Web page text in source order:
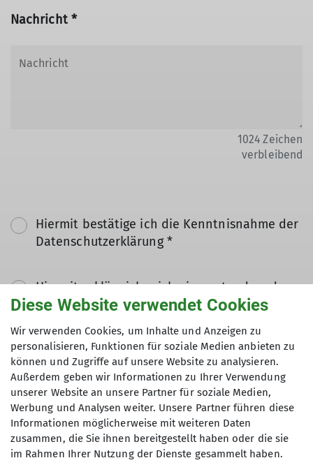
Nachricht *
1024 Zeichen
verbleibend
Hiermit bestätige ich die Kenntnisnahme der
Datenschutzerklärung *
Hiermit erkläre ich mich einverstanden, dass
meine in das Kontaktformular eingegebenen
der Kontaktaufnahme verarbeitet und
genutzt werden. Mir ist bekannt, dass ich
meine Einwilligung jederzeit wiederrufen
kann. *
Mit (*) markierte Felder
sind Pflichtfelder
Absenden
Diese Website verwendet Cookies
Wir verwenden Cookies, um Inhalte und Anzeigen zu
personalisieren, Funktionen für soziale Medien anbieten zu
können und Zugriffe auf unsere Website zu analysieren.
Außerdem geben wir Informationen zu Ihrer Verwendung
unserer Website an unsere Partner für soziale Medien,
Werbung und Analysen weiter. Unsere Partner führen diese
Informationen möglicherweise mit weiteren Daten
zusammen, die Sie ihnen bereitgestellt haben oder die sie
im Rahmen Ihrer Nutzung der Dienste gesammelt haben.